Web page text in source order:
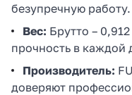
безупречную работу.
Вес: Брутто – 0,912
прочность в каждой
Производитель:
доверяют